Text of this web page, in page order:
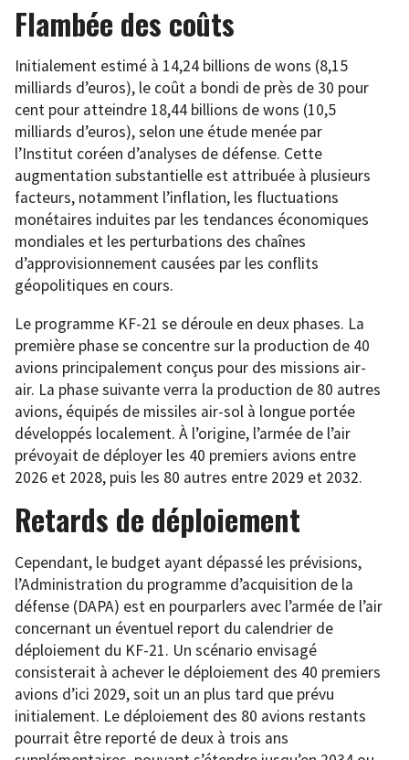
Flambée des coûts
Initialement estimé à 14,24 billions de wons (8,15
milliards d’euros), le coût a bondi de près de 30 pour
cent pour atteindre 18,44 billions de wons (10,5
milliards d’euros), selon une étude menée par
l’Institut coréen d’analyses de défense. Cette
augmentation substantielle est attribuée à plusieurs
facteurs, notamment l’inflation, les fluctuations
monétaires induites par les tendances économiques
mondiales et les perturbations des chaînes
d’approvisionnement causées par les conflits
géopolitiques en cours.
Le programme KF-21 se déroule en deux phases. La
première phase se concentre sur la production de 40
avions principalement conçus pour des missions air-
air. La phase suivante verra la production de 80 autres
avions, équipés de missiles air-sol à longue portée
développés localement. À l’origine, l’armée de l’air
prévoyait de déployer les 40 premiers avions entre
2026 et 2028, puis les 80 autres entre 2029 et 2032.
Retards de déploiement
Cependant, le budget ayant dépassé les prévisions,
l’Administration du programme d’acquisition de la
défense (DAPA) est en pourparlers avec l’armée de l’air
concernant un éventuel report du calendrier de
déploiement du KF-21. Un scénario envisagé
consisterait à achever le déploiement des 40 premiers
avions d’ici 2029, soit un an plus tard que prévu
initialement. Le déploiement des 80 avions restants
pourrait être reporté de deux à trois ans